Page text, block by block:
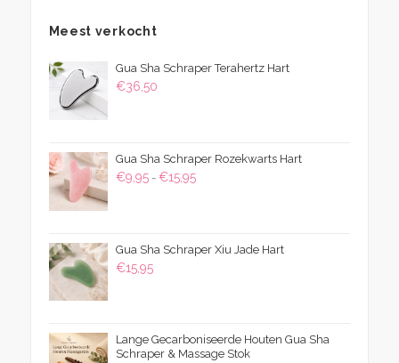
Meest verkocht
Gua Sha Schraper Terahertz Hart
€36,50
Gua Sha Schraper Rozekwarts Hart
€9,95 - €15,95Prijsklasse:
Gua Sha Schraper Xiu Jade Hart
€15,95
Lange Gecarboniseerde Houten Gua Sha
Schraper & Massage Stok